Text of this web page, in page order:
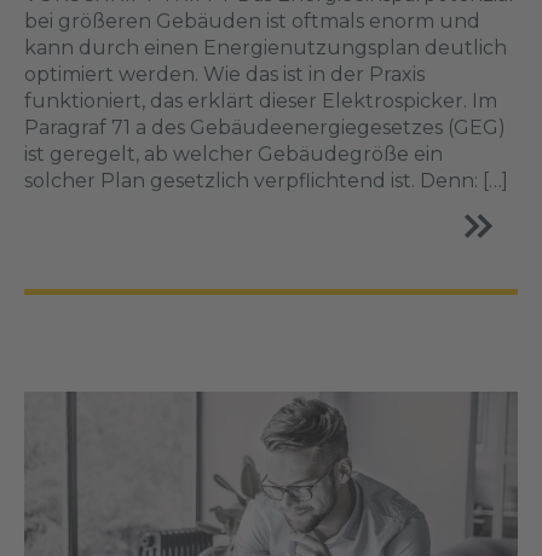
bei größeren Gebäuden ist oftmals enorm und
kann durch einen Energienutzungsplan deutlich
optimiert werden. Wie das ist in der Praxis
funktioniert, das erklärt dieser Elektrospicker. Im
Paragraf 71 a des Gebäudeenergiegesetzes (GEG)
ist geregelt, ab welcher Gebäudegröße ein
solcher Plan gesetzlich verpflichtend ist. Denn: […]